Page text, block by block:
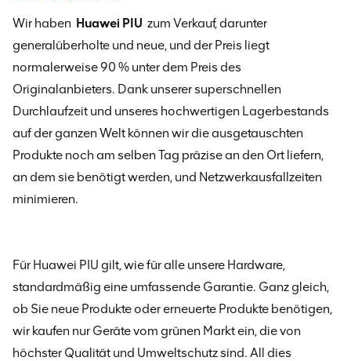
Wir haben Huawei PIU zum Verkauf, darunter
generalüberholte und neue, und der Preis liegt
normalerweise 90 % unter dem Preis des
Originalanbieters. Dank unserer superschnellen
Durchlaufzeit und unseres hochwertigen Lagerbestands
auf der ganzen Welt können wir die ausgetauschten
Produkte noch am selben Tag präzise an den Ort liefern,
an dem sie benötigt werden, und Netzwerkausfallzeiten
minimieren.
Für Huawei PIU gilt, wie für alle unsere Hardware,
standardmäßig eine umfassende Garantie. Ganz gleich,
ob Sie neue Produkte oder erneuerte Produkte benötigen,
wir kaufen nur Geräte vom grünen Markt ein, die von
höchster Qualität und Umweltschutz sind. All dies